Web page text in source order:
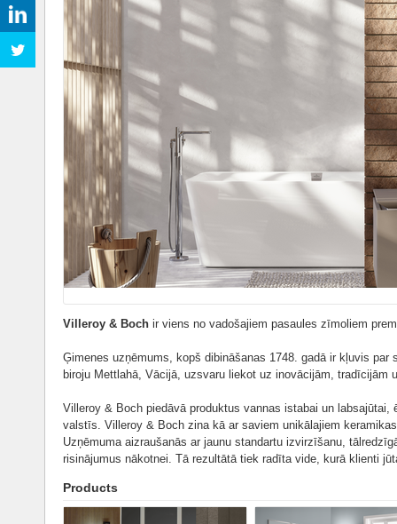
Villeroy & Boch ir viens no vadošajiem pasaules zīmoliem
Ģimenes uzņēmums, kopš dibināšanas 1748. gadā ir kļuvis
biroju Mettlahā, Vācijā, uzsvaru liekot uz inovācijām, tradīcijām
Villeroy & Boch piedāvā produktus vannas istabai un
valstīs. Villeroy & Boch zina kā ar saviem unikālajiem
Uzņēmuma aizraušanās ar jaunu standartu izvirzīšanu,
risinājumus nākotnei. Tā rezultātā tiek radīta vide, kurā klienti
Products